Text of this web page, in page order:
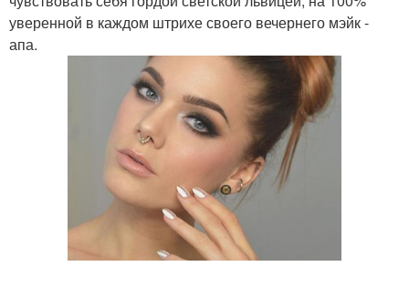
уверенной в каждом штрихе своего вечернего мэйк -
апа.